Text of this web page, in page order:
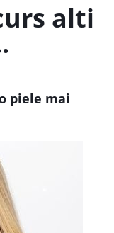
alti
piele mai